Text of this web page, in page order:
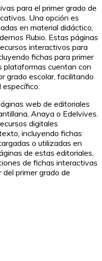
para el primer grado de
Una opción es
en material didáctico,
Rubio. Estas páginas
interactivos para
fichas para primer
plataformas cuentan con
grado escolar, facilitando
web de editoriales
Anaya o Edelvives.
digitales
incluyendo fichas
o utilizadas en
de estas editoriales,
de fichas interactivas
del primer grado de